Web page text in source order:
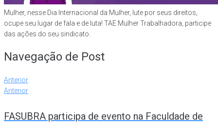
Mulher, nesse Dia Internacional da Mulher, lute por seus direitos,
ocupe seu lugar de fala e de luta! TAE Mulher Trabalhadora, participe
das ações do seu sindicato.
Navegação de Post
Anterior
Anterior
FASUBRA participa de evento na Faculdade de